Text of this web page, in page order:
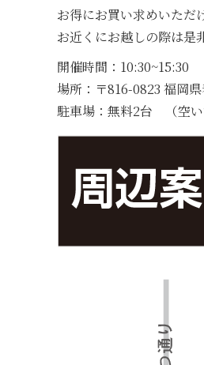
お得にお買い求めいただ
お近くにお越しの際は是
開催時間：10:30~15:30
場所：〒816-0823 福岡
駐車場：無料2台 （空い